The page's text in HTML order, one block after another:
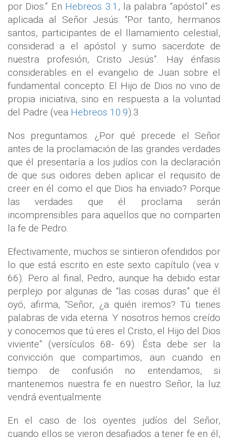
por Dios.” En Hebreos 3:1 , la palabra “apóstol” es
aplicada al Señor Jesús: “Por tanto, hermanos
santos, participantes de el llamamiento celestial,
considerad a el apóstol y sumo sacerdote de
nuestra profesión, Cristo Jesús”. Hay énfasis
considerables en el evangelio de Juan sobre el
fundamental concepto: El Hijo de Dios no vino de
propia iniciativa, sino en respuesta a la voluntad
del Padre (vea Hebreos 10:9).3
Nos preguntamos: ¿Por qué precede el Señor
antes de la proclamación de las grandes verdades
que él presentaría a los judíos con la declaración
de que sus oidores deben aplicar el requisito de
creer en él como el que Dios ha enviado? Porque
las verdades que él proclama serán
incomprensibles para aquellos que no comparten
la fe de Pedro.
Efectivamente, muchos se sintieron ofendidos por
lo que está escrito en este sexto capítulo (vea v.
66). Pero al final, Pedro, aunque ha debido estar
perplejo por algunas de “las cosas duras” que él
oyó, afirma, “Señor, ¿a quién iremos? Tú tienes
palabras de vida eterna. Y nosotros hemos creído
y conocemos que tú eres el Cristo, el Hijo del Dios
viviente” (versículos 68- 69). Ésta debe ser la
convicción que compartimos, aun cuando en
tiempo de confusión no entendamos, si
mantenemos nuestra fe en nuestro Señor, la luz
vendrá eventualmente.
En el caso de los oyentes judíos del Señor,
cuando ellos se vieron desafiados a tener fe en él,